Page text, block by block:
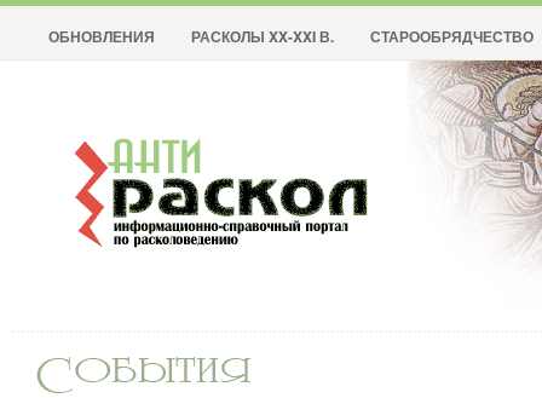
ОБНОВЛЕНИЯ РАСКОЛЫ XX-XXI В. СТАРООБРЯДЧЕСТВО